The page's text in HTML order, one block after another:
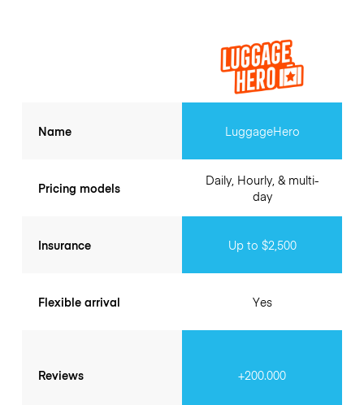
Name
Pricing models
Insurance
Flexible arrival
Reviews
LuggageHero
Daily, Hourly, & multi-
day
Up to $2,500
Yes
+200.000